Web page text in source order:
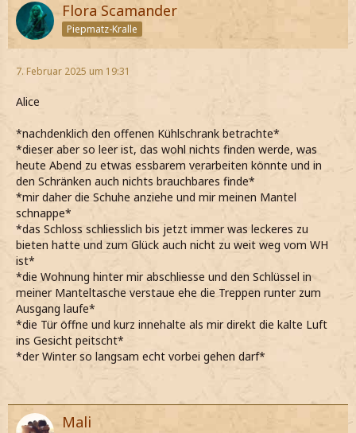
Flora Scamander
Piepmatz-Kralle
7. Februar 2025 um 19:31
Alice
*nachdenklich den offenen Kühlschrank betrachte*
*dieser aber so leer ist, das wohl nichts finden werde, was
heute Abend zu etwas essbarem verarbeiten könnte und in
den Schränken auch nichts brauchbares finde*
*mir daher die Schuhe anziehe und mir meinen Mantel
schnappe*
*das Schloss schliesslich bis jetzt immer was leckeres zu
bieten hatte und zum Glück auch nicht zu weit weg vom WH
ist*
*die Wohnung hinter mir abschliesse und den Schlüssel in
meiner Manteltasche verstaue ehe die Treppen runter zum
Ausgang laufe*
*die Tür öffne und kurz innehalte als mir direkt die kalte Luft
ins Gesicht peitscht*
*der Winter so langsam echt vorbei gehen darf*
Mali